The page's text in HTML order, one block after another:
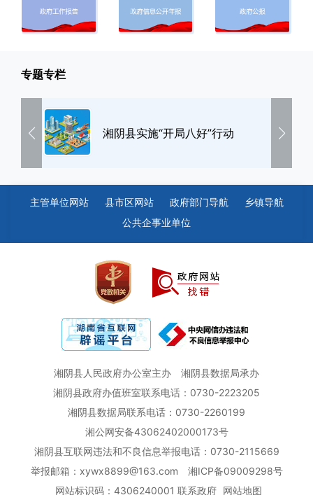
专题专栏
湘阴县实施“开局八好”行动
主管单位网站 县市区网站 政府部门导航
乡镇导航
公共企事业单位
湘阴县人民政府办公室主办
湘阴县数据局承办
湘阴县政府办值班室联系电话：0730-2223205
湘阴县数据局联系电话：0730-2260199
湘公网安备43062402000173号
湘阴县互联网违法和不良信息举报电话：0730-2115669
举报邮箱：xywx8899@163.com
湘ICP备09009298号
网站标识码：4306240001 联系政府 网站地图